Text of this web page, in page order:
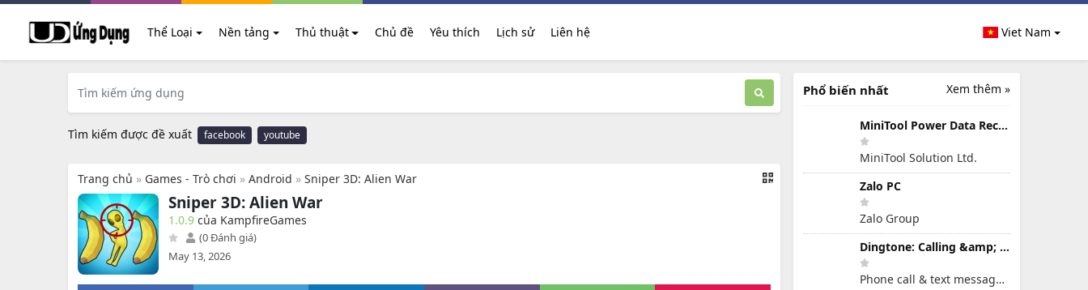
Thể Loại Nền tảng Thủ thuật Chủ đề Yêu thích Lịch sử Liên hệ Viet Nam
Tìm kiếm được đề xuất facebook youtube
Trang chủ » Games - Trò chơi » Android » Sniper 3D: Alien War
Sniper 3D: Alien War
1.0.9 của KampfireGames
(0 Đánh giá)
May 13, 2026
Xem thêm »
Phổ biến nhất
MiniTool Power Data Recovery Free 8.5.0
MiniTool Solution Ltd.
Zalo PC
Zalo Group
Dingtone: Calling &amp; Texting
Phone call & text message app